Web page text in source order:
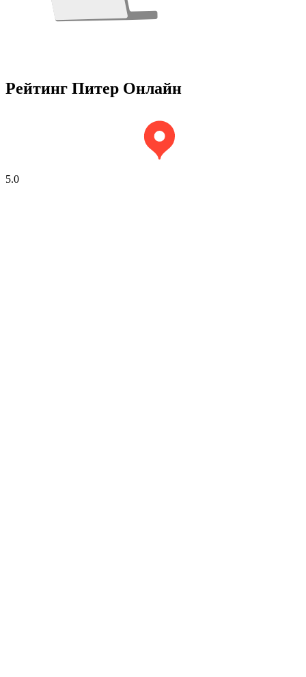
Рейтинг Питер Онлайн
5.0